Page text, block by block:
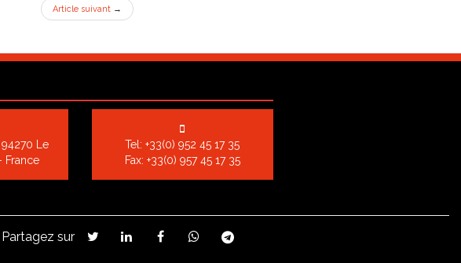
Article suivant →
Le
France
Tel:+33(0) 952 45 17 35
Fax: +33(0) 957 45 17 35
Partagez sur